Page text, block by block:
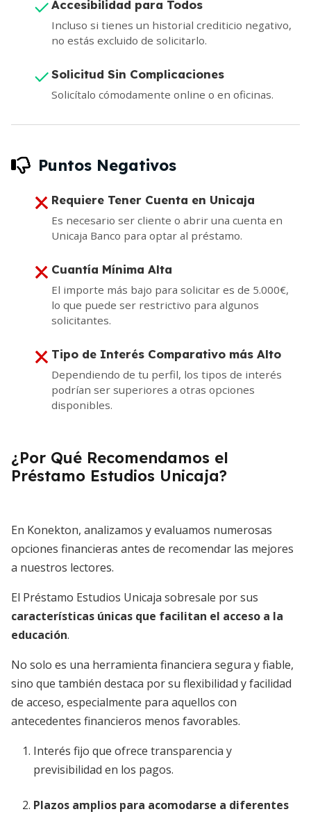
Accesibilidad para Todos
Incluso si tienes un historial crediticio negativo,
no estás excluido de solicitarlo.
Solicitud Sin Complicaciones
Solicítalo cómodamente online o en oficinas.
Puntos Negativos
Requiere Tener Cuenta en Unicaja
Es necesario ser cliente o abrir una cuenta en
Unicaja Banco para optar al préstamo.
Cuantía Mínima Alta
El importe más bajo para solicitar es de 5.000€,
lo que puede ser restrictivo para algunos
solicitantes.
Tipo de Interés Comparativo más Alto
Dependiendo de tu perfil, los tipos de interés
podrían ser superiores a otras opciones
disponibles.
¿Por Qué Recomendamos el
Préstamo Estudios Unicaja?
En Konekton, analizamos y evaluamos numerosas
opciones financieras antes de recomendar las mejores
a nuestros lectores.
El Préstamo Estudios Unicaja sobresale por sus
características únicas que facilitan el acceso a la
educación.
No solo es una herramienta financiera segura y fiable,
sino que también destaca por su flexibilidad y facilidad
de acceso, especialmente para aquellos con
antecedentes financieros menos favorables.
Interés fijo que ofrece transparencia y
previsibilidad en los pagos.
Plazos amplios para acomodarse a diferentes